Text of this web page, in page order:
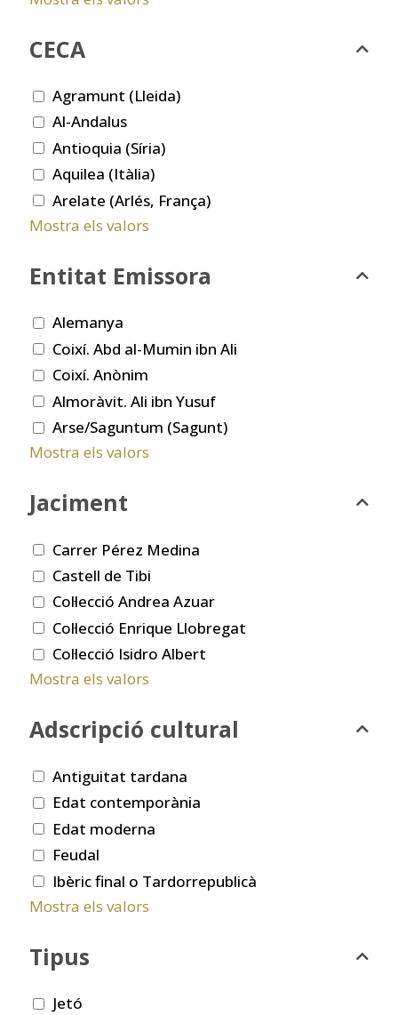
CECA
Agramunt (Lleida)
Al-Andalus
Antioquia (Síria)
Aquilea (Itàlia)
Arelate (Arlés, França)
Mostra els valors
Entitat Emissora
Alemanya
Coixí. Abd al-Mumin ibn Ali
Coixí. Anònim
Almoràvit. Ali ibn Yusuf
Arse/Saguntum (Sagunt)
Mostra els valors
Jaciment
Carrer Pérez Medina
Castell de Tibi
Col·lecció Andrea Azuar
Col·lecció Enrique Llobregat
Col·lecció Isidro Albert
Mostra els valors
Adscripció cultural
Antiguitat tardana
Edat contemporània
Edat moderna
Feudal
Ibèric final o Tardorrepublicà
Mostra els valors
Tipus
Jetó